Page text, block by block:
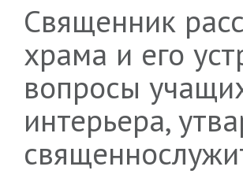
Священник
храма и его
вопросы
интерьера,